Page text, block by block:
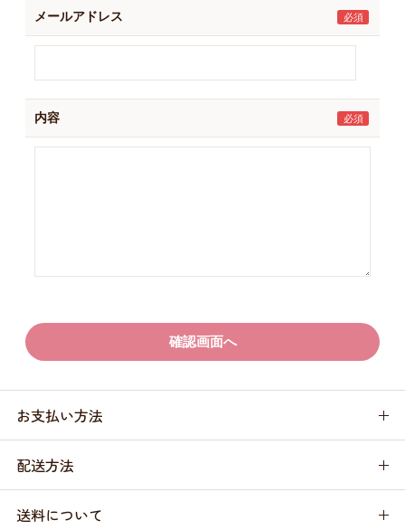
メールアドレス
内容
お支払い方法
配送方法
送料について